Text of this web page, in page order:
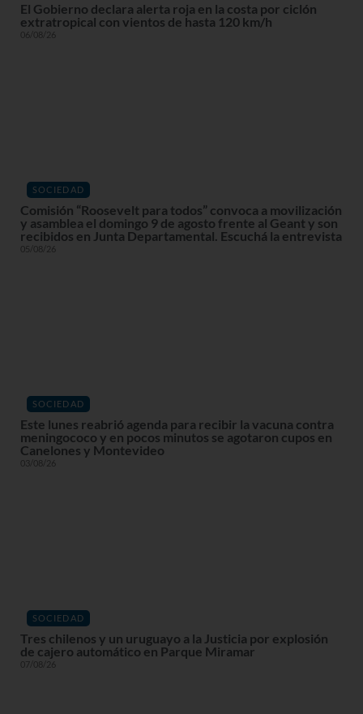
El Gobierno declara alerta roja en la costa por ciclón
extratropical con vientos de hasta 120 km/h
06/08/26
SOCIEDAD
Comisión “Roosevelt para todos” convoca a movilización
y asamblea el domingo 9 de agosto frente al Geant y son
recibidos en Junta Departamental. Escuchá la entrevista
05/08/26
SOCIEDAD
Este lunes reabrió agenda para recibir la vacuna contra
meningococo y en pocos minutos se agotaron cupos en
Canelones y Montevideo
03/08/26
SOCIEDAD
Tres chilenos y un uruguayo a la Justicia por explosión
de cajero automático en Parque Miramar
07/08/26